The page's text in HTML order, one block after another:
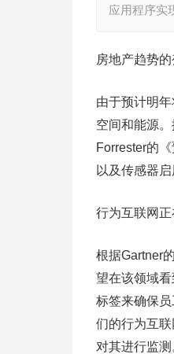
应用程序实
房地产趋势
由于预计明
空间和能源
Forrester的
以及传感器
行为互联网
根据Gartner
望在该领域
标签来确保
们的行为互
对其进行监